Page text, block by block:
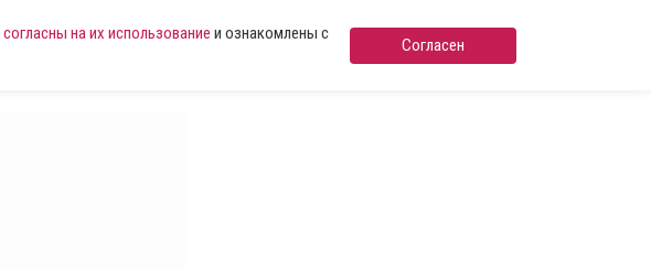
согласны на их использование и ознакомлены с
Согласен